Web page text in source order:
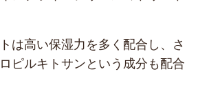
は高い保湿力を多く配合し、さ
ピルキトサンという成分も配合